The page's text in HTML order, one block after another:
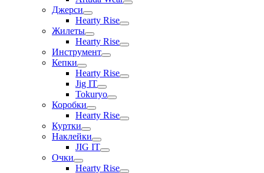
Джерси
Hearty Rise
Жилеты
Hearty Rise
Инструмент
Кепки
Hearty Rise
Jig IT
Tokuryo
Коробки
Hearty Rise
Куртки
Наклейки
JIG IT
Очки
Hearty Rise